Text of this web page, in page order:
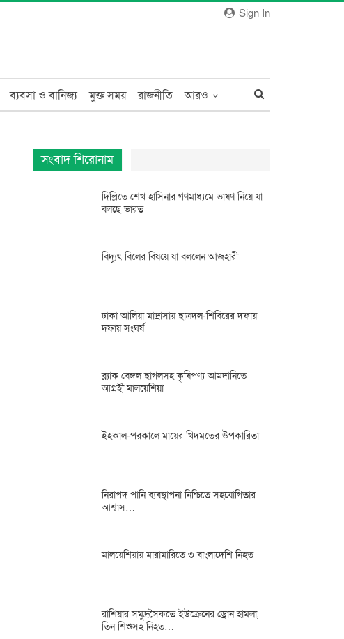
Sign In
ব্যবসা ও বানিজ্য মুক্ত সময় রাজনীতি আরও
সংবাদ শিরোনাম
দিল্লিতে শেখ হাসিনার গণমাধ্যমে ভাষণ নিয়ে যা
বলছে ভারত
বিদ্যুৎ বিলের বিষয়ে যা বললেন আজহারী
ঢাকা আলিয়া মাদ্রাসায় ছাত্রদল-শিবিরের দফায়
দফায় সংঘর্ষ
ব্ল্যাক বেঙ্গল ছাগলসহ কৃষিপণ্য আমদানিতে
আগ্রহী মালয়েশিয়া
ইহকাল-পরকালে মায়ের খিদমতের উপকারিতা
নিরাপদ পানি ব্যবস্থাপনা নিশ্চিতে সহযোগিতার
আশ্বাস…
মালয়েশিয়ায় মারামারিতে ৩ বাংলাদেশি নিহত
রাশিয়ার সমুদ্রসৈকতে ইউক্রেনের ড্রোন হামলা,
তিন শিশুসহ নিহত…